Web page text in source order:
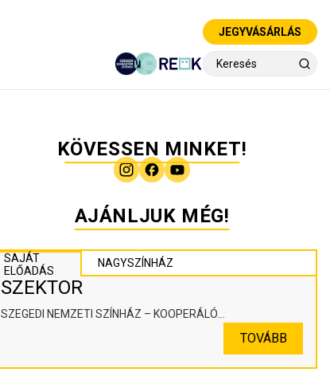
JEGYVÁSÁRLÁS
KÖVESSEN MINKET!
AJÁNLJUK MÉG!
SAJÁT
ELŐADÁS
NAGYSZÍNHÁZ
SZEKTOR
SZEGEDI NEMZETI SZÍNHÁZ – KOOPERÁLÓ
TOVÁBB